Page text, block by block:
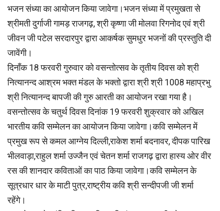
भजन संध्या का आयोजन किया जावेगा।भजन संध्या में प्रमुखता से
श्रीमती दुर्गाजी गामड़ राजगढ़, श्री कृष्णा जी मोलवा रिगनोद एवं श्री
जीवन जी पटेल सरदारपुर द्वारा आकर्षक सुमधुर भजनों की प्रस्तुति दी
जावेंगी।
दिनाँक 18 फरवरी गुरुवार को वसन्तोत्सव के तृतीय दिवस को श्री
नित्यानन्द आश्रम भक्त मंडल के भक्तो द्वारा श्री श्री 1008 महाप्रभु
श्री नित्यानन्द बापजी की गुरु आरती का आयोजन रखा गया है।
वसन्तोत्सव के चतुर्थ दिवस दिनांक 19 फरवरी शुक्रवार को अखिल
भारतीय कवि सम्मेलन का आयोजन किया जावेगा।कवि सम्मेलन में
प्रमुख रूप से कमल आग्नेय दिल्ली,राकेश शर्मा बदनावर, दीपक पारिख
भीलवाड़ा,राहुल शर्मा उज्जैन एवं चेतन शर्मा राजगढ़ द्वारा हास्य ओर वीर
रस की शानदार कविताओं का पाठ किया जावेगा।कवि सम्मेलन के
सूत्रधार धार के माटी पुत्र,राष्ट्रीय कवि श्री सन्दीपजी जी शर्मा
रहेंगे।